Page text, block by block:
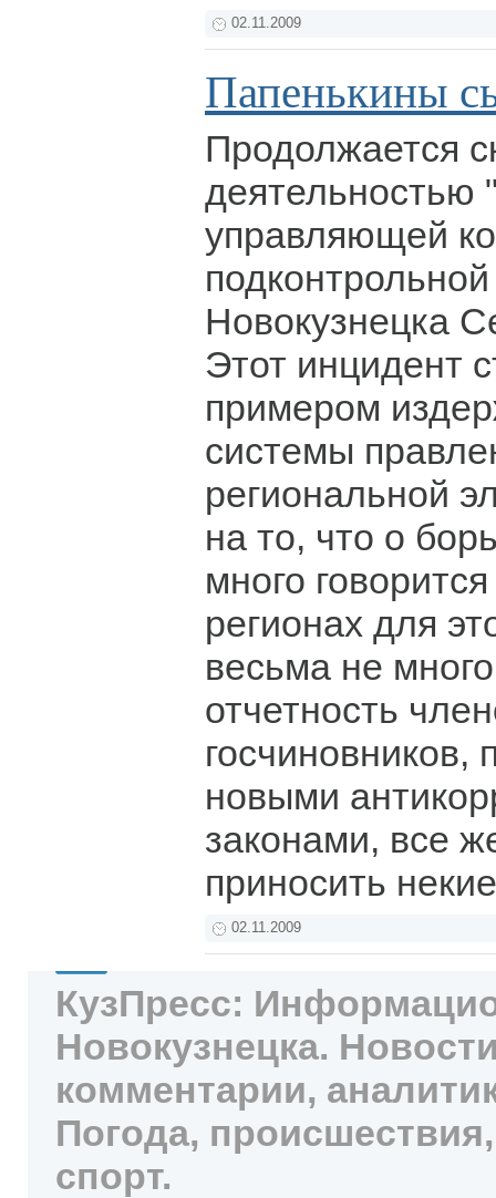
02.11.2009
Папенькины
Продолжается
деятельностью
управляющей
Новокузнецка
Этот инцидент
примером
системы
региональной
на то, что о
много
регионах для
весьма не
отчетность
госчиновников,
новыми
законами, все
приносить
02.11.2009
КузПресс:
Новокузнецка.
комментарии,
Погода,
спорт.